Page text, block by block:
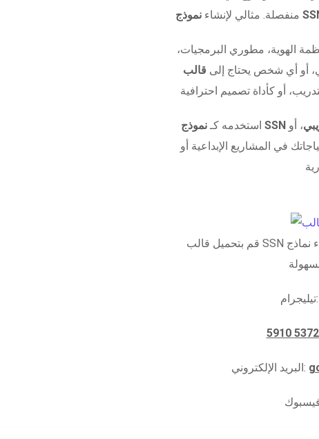
منفصلة. مثالي لإنشاء
الهوية، مطوري البرمجيات،
أو أي شخص يحتاج إلى قالب SSN قابل
استخدمه كـ
، أو
في المشاريع الإبداعية أو
قم بتحميل قالب SSN القابل للتعديل اليوم وابدأ في إنشاء نماذج
تيليجرام:
البريد الإلكتروني: